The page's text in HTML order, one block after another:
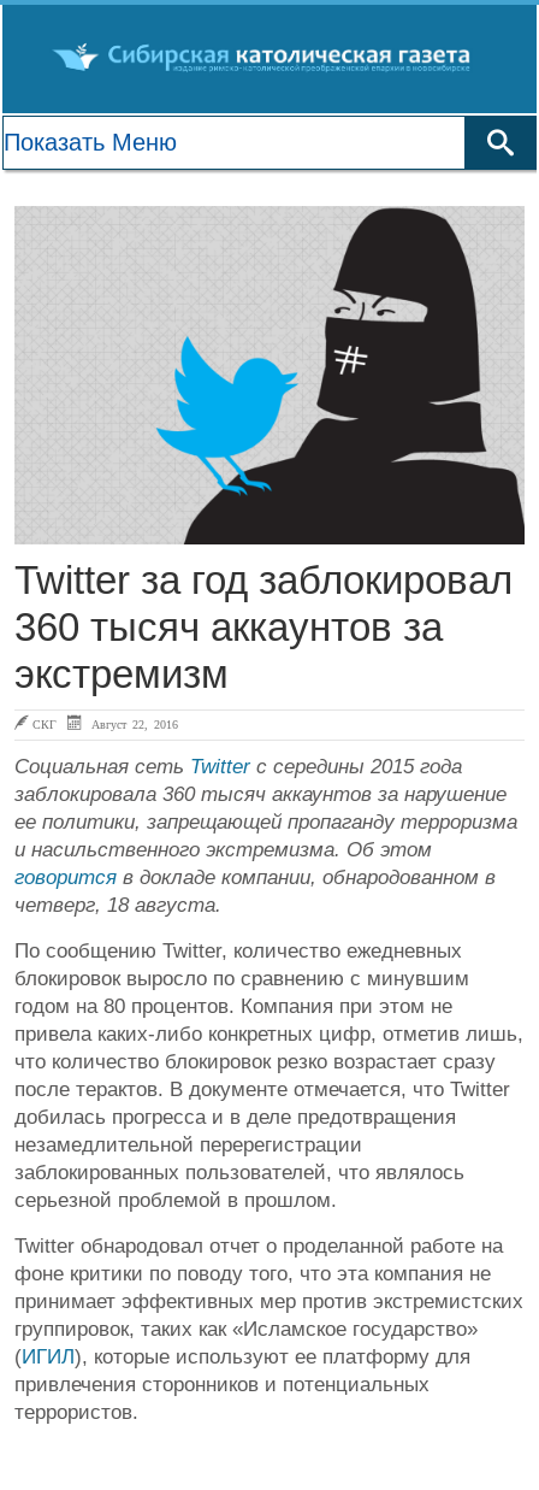
Twitter за год заблокировал
360 тысяч аккаунтов за
экстремизм
СКГ Август 22, 2016
Социальная сеть Twitterс середины 2015 года
заблокировала 360 тысяч аккаунтов за нарушение
ее политики, запрещающей пропаганду терроризма
и насильственного экстремизма. Об этом
говорится в докладе компании, обнародованном в
четверг, 18 августа.
По сообщению Twitter, количество ежедневных
блокировок выросло по сравнению с минувшим
годом на 80 процентов. Компания при этом не
привела каких-либо конкретных цифр, отметив лишь,
что количество блокировок резко возрастает сразу
после терактов. В документе отмечается, что Twitter
добилась прогресса и в деле предотвращения
незамедлительной перерегистрации
заблокированных пользователей, что являлось
серьезной проблемой в прошлом.
Twitter обнародовал отчет о проделанной работе на
фоне критики по поводу того, что эта компания не
принимает эффективных мер против экстремистских
группировок, таких как «Исламское государство»
(ИГИЛ), которые используют ее платформу для
привлечения сторонников и потенциальных
террористов.